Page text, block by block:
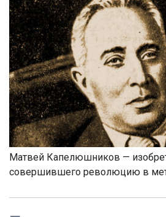
Матвей Капелюшников —
совершившего революцию в